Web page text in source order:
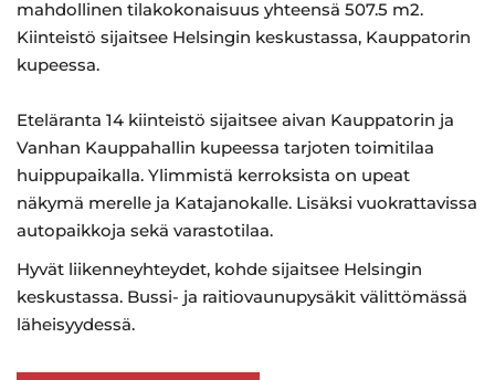
mahdollinen tilakokonaisuus yhteensä 507.5 m2.
Kiinteistö sijaitsee Helsingin keskustassa, Kauppatorin
kupeessa.
Eteläranta 14 kiinteistö sijaitsee aivan Kauppatorin ja
Vanhan Kauppahallin kupeessa tarjoten toimitilaa
huippupaikalla. Ylimmistä kerroksista on upeat
näkymä merelle ja Katajanokalle. Lisäksi vuokrattavissa
autopaikkoja sekä varastotilaa.
Hyvät liikenneyhteydet, kohde sijaitsee Helsingin
keskustassa. Bussi- ja raitiovaunupysäkit välittömässä
läheisyydessä.